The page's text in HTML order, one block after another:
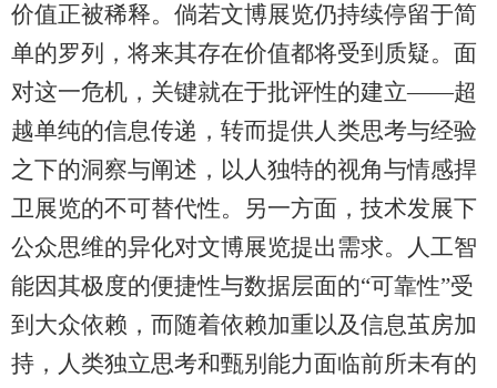
价值正被稀释。倘若文博展览仍持续停留于简
单的罗列，将来其存在价值都将受到质疑。面
对这一危机，关键就在于批评性的建立——超
越单纯的信息传递，转而提供人类思考与经验
之下的洞察与阐述，以人独特的视角与情感捍
卫展览的不可替代性。另一方面，技术发展下
公众思维的异化对文博展览提出需求。人工智
能因其极度的便捷性与数据层面的“可靠性”受
到大众依赖，而随着依赖加重以及信息茧房加
持，人类独立思考和甄别能力面临前所未有的